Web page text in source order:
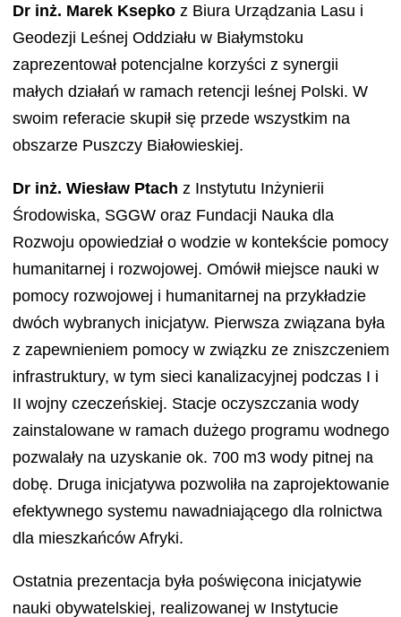
Dr inż. Marek Ksepkoz Biura Urządzania Lasu i
Geodezji Leśnej Oddziału w Białymstoku
zaprezentował potencjalne korzyści z synergii
małych działań w ramach retencji leśnej Polski. W
swoim referacie skupił się przede wszystkim na
obszarze Puszczy Białowieskiej.
Dr inż. Wiesław Ptach z Instytutu Inżynierii
Środowiska, SGGW oraz Fundacji Nauka dla
Rozwoju opowiedział o wodzie w kontekście pomocy
humanitarnej i rozwojowej. Omówił miejsce nauki w
pomocy rozwojowej i humanitarnej na przykładzie
dwóch wybranych inicjatyw. Pierwsza związana była
z zapewnieniem pomocy w związku ze zniszczeniem
infrastruktury, w tym sieci kanalizacyjnej podczas I i
II wojny czeczeńskiej. Stacje oczyszczania wody
zainstalowane w ramach dużego programu wodnego
pozwalały na uzyskanie ok. 700 m3 wody pitnej na
dobę. Druga inicjatywa pozwoliła na zaprojektowanie
efektywnego systemu nawadniającego dla rolnictwa
dla mieszkańców Afryki.
Ostatnia prezentacja była poświęcona inicjatywie
nauki obywatelskiej, realizowanej w Instytucie